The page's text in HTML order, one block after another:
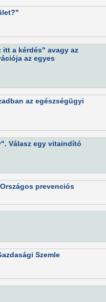
itt a kérdés" avagy az
az egyes
az egészségügyi
Válasz egy vitaindító
prevenciós
Szemle